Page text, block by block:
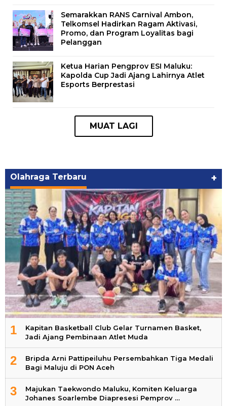
Semarakkan RANS Carnival Ambon,
Telkomsel Hadirkan Ragam Aktivasi,
Promo, dan Program Loyalitas bagi
Pelanggan
Ketua Harian Pengprov ESI Maluku:
Kapolda Cup Jadi Ajang Lahirnya Atlet
Esports Berprestasi
Olahraga Terbaru +
1
Kapitan Basketball Club Gelar Turnamen Basket,
Jadi Ajang Pembinaan Atlet Muda
2
Bripda Arni Pattipeiluhu Persembahkan Tiga Medali
Bagi Maluju di PON Aceh
3
Majukan Taekwondo Maluku, Komiten Keluarga
Johanes Soarlembe Diapresesi Pemprov …